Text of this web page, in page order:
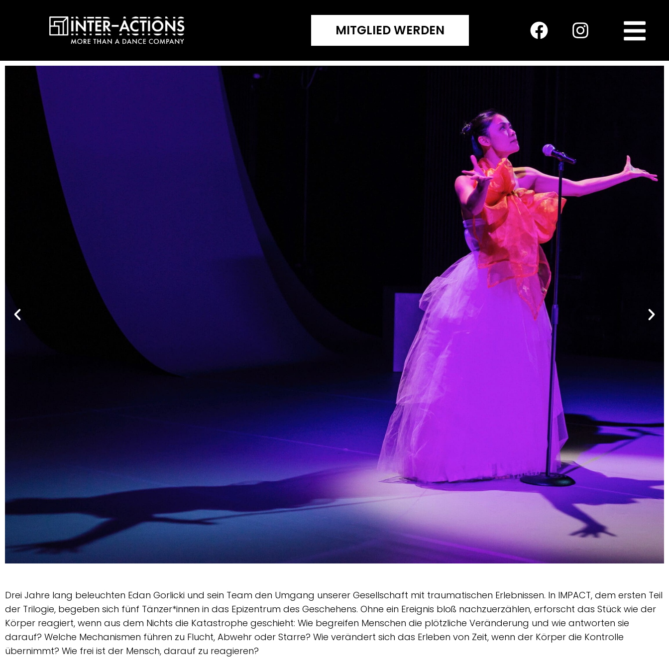
MITGLIED WERDEN
Drei Jahre lang beleuchten Edan Gorlicki und sein Team den Umgang unserer Gesellschaft mit traumatischen Erlebnissen. In IMPACT, dem ersten Teil
der Trilogie, begeben sich fünf Tänzer*innen in das Epizentrum des Geschehens. Ohne ein Ereignis bloß nachzuerzählen, erforscht das Stück wie der
Körper reagiert, wenn aus dem Nichts die Katastrophe geschieht: Wie begreifen Menschen die plötzliche Veränderung und wie antworten sie
darauf? Welche Mechanismen führen zu Flucht, Abwehr oder Starre? Wie verändert sich das Erleben von Zeit, wenn der Körper die Kontrolle
übernimmt? Wie frei ist der Mensch, darauf zu reagieren?